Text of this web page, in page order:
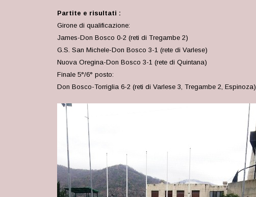
Partite e risultati :
Girone di qualificazione:
James-Don Bosco 0-2 (reti di Tregambe 2)
G.S. San Michele-Don Bosco 3-1 (rete di Varlese)
Nuova Oregina-Don Bosco 3-1 (rete di Quintana)
Finale 5°/6° posto:
Don Bosco-Torriglia 6-2 (reti di Varlese 3, Tregambe 2, Espinoza)